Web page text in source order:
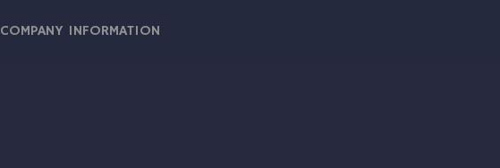
COMPANY INFORMATION